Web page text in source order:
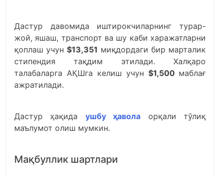
Дастур давомида иштирокчиларнинг турар-
жой, яшаш, транспорт ва шу каби харажатларни
қоплаш учун $13,351 миқдордаги бир марталик
стипендия тақдим этилади. Халқаро
талабаларга АҚШга келиш учун $1,500 маблағ
ажратилади.
Дастур ҳақида ушбу ҳавола орқали тўлиқ
маълумот олиш мумкин.
Мақбуллик шартлари